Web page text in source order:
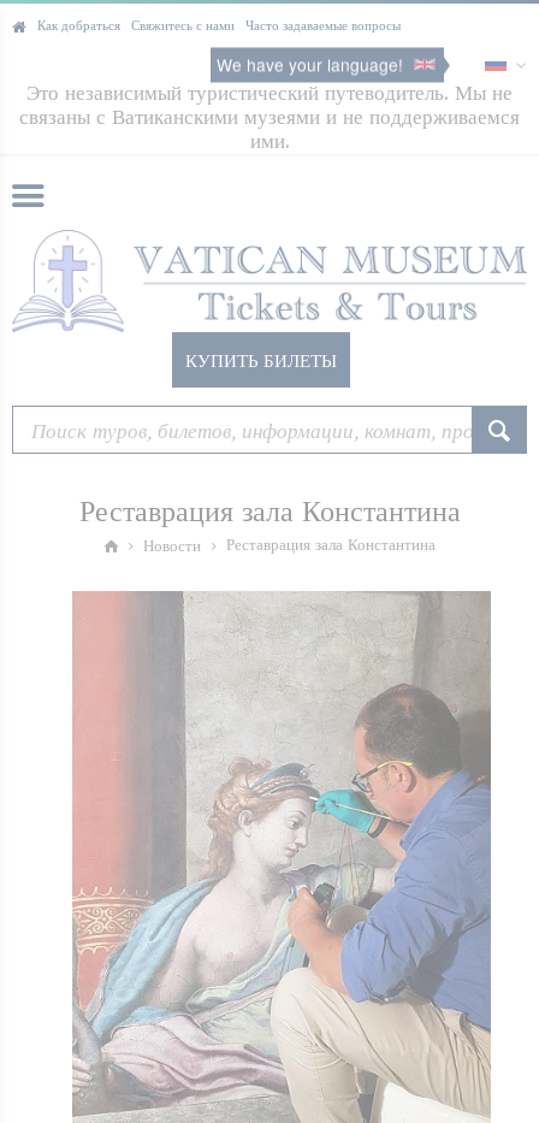
Как добраться Свяжитесь с нами Часто задаваемые вопросы
We have your language!
Это независимый туристический путеводитель. Мы не
связаны с Ватиканскими музеями и не поддерживаемся
ими.
КУПИТЬ БИЛЕТЫ
Реставрация зала Константина
Новости Реставрация зала Константина